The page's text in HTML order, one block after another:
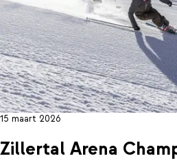
15 maart 2026
Zillertal Arena